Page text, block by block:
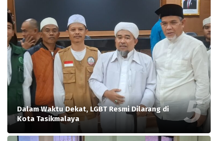
Dalam Waktu Dekat, LGBT Resmi Dilarang di
Kota Tasikmalaya